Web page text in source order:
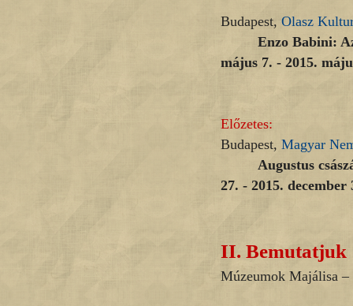
Budapest, Olasz
Enzo Babini:
május 7. - 2015.
Előzetes:
Budapest, Magyar
Augustus
27. - 2015. december
II. Bemutatjuk
Múzeumok Majálisa –